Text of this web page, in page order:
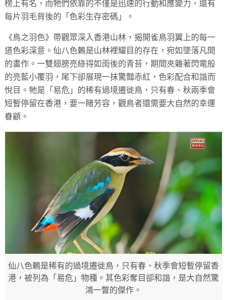
榜上有名，而牠們依靠的不僅是迅速的行動和應變力，還有
每片羽毛背後的「色彩生存密碼」。
《鳥之羽色》帶觀眾深入香港山林，揭開雀鳥羽翼上的每一
道色彩深意。仙八色鶇是山林裡耀目的存在，宛如墜落凡間
的畫作。一雙翅膀亮綠得如雨後的青苔，期間夾雜著閃電般
的亮藍小覆羽，尾下卻展現一抹驚豔赤紅，色彩配合和諧而
悅目。牠是「易危」的稀有過境遷徙鳥，只有春、秋兩季會
短暫停留在香港，要一睹芳容，觀鳥者還需要大自然的幸運
眷顧。
仙八色鶇是稀有的過境遷徙鳥，只有春、秋季會短暫停留香
港，被列為「易危」物種。其色彩奪目卻和諧，是大自然驚
鴻一瞥的傑作。